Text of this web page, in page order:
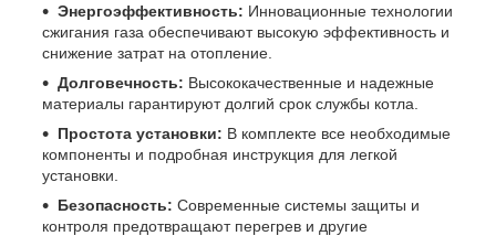
Энергоэффективность: Инновационные технологии
сжигания газа обеспечивают высокую эффективность и
снижение затрат на отопление.
Долговечность: Высококачественные и надежные
материалы гарантируют долгий срок службы котла.
Простота установки: В комплекте все необходимые
компоненты и подробная инструкция для легкой
установки.
Безопасность: Современные системы защиты и
контроля предотвращают перегрев и другие